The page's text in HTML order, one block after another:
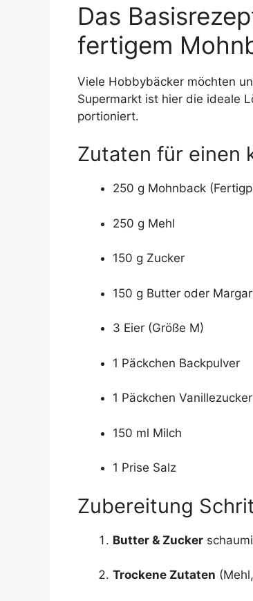
Das
fertigem
Viele Hobbybäcker möchten
Supermarkt ist hier die ideale
portioniert.
Zutaten für einen
250 g Mohnback
250 g Mehl
150 g Zucker
150 g Butter oder
3 Eier (Größe M)
1 Päckchen Backpulver
1 Päckchen Vanillezucker
150 ml Milch
1 Prise Salz
Zubereitung
Butter & Zucker
Trockene Zutaten